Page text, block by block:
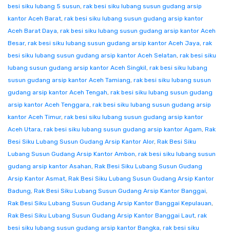
besi siku lubang 5 susun, rak besi siku lubang susun gudang arsip
kantor Aceh Barat, rak besi siku lubang susun gudang arsip kantor
Aceh Barat Daya, rak besi siku lubang susun gudang arsip kantor Aceh
Besar, rak besi siku lubang susun gudang arsip kantor Aceh Jaya, rak
besi siku lubang susun gudang arsip kantor Aceh Selatan, rak besi siku
lubang susun gudang arsip kantor Aceh Singkil, rak besi siku lubang
susun gudang arsip kantor Aceh Tamiang, rak besi siku lubang susun
gudang arsip kantor Aceh Tengah, rak besi siku lubang susun gudang
arsip kantor Aceh Tenggara, rak besi siku lubang susun gudang arsip
kantor Aceh Timur, rak besi siku lubang susun gudang arsip kantor
Aceh Utara, rak besi siku lubang susun gudang arsip kantor Agam, Rak
Besi Siku Lubang Susun Gudang Arsip Kantor Alor, Rak Besi Siku
Lubang Susun Gudang Arsip Kantor Ambon, rak besi siku lubang susun
gudang arsip kantor Asahan, Rak Besi Siku Lubang Susun Gudang
Arsip Kantor Asmat, Rak Besi Siku Lubang Susun Gudang Arsip Kantor
Badung, Rak Besi Siku Lubang Susun Gudang Arsip Kantor Banggai,
Rak Besi Siku Lubang Susun Gudang Arsip Kantor Banggai Kepulauan,
Rak Besi Siku Lubang Susun Gudang Arsip Kantor Banggai Laut, rak
besi siku lubang susun gudang arsip kantor Bangka, rak besi siku